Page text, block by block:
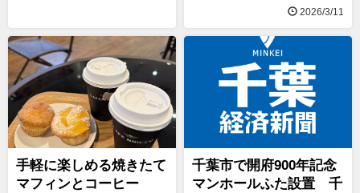
2026/3/11
手軽に楽しめる焼きたて
マフィンとコーヒー
千葉市で開府900年記念
マンホールふた設置 千